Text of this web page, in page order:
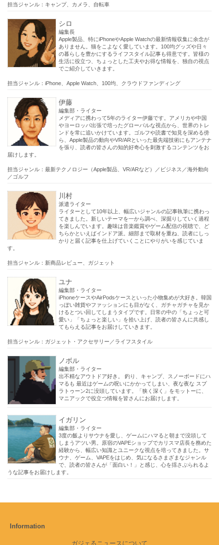
担当ジャンル：キャンプ、カメラ、自転車
シロ
編集長
Apple製品、特にiPhoneやApple Watchの最新情報収集に余念が
ありません。猫をこよなく愛しています。100均グッズや日々
の暮らしを豊かにするライフスタイル記事も得意です。皆様の
生活に役立つ、ちょっとした工夫やお得な情報を、独自の視点
でご紹介していきます。
担当ジャンル：iPhone、Apple Watch、100均、クラウドファンディング
伊藤
編集部・ライター
メディアに携わって5年のライター伊藤です。アメリカや中国
やヨーロッパ出張で培ったグローバルな視点から、世界のトレ
ンドを常に追いかけています。ゴルフや読書で知見を深める傍
ら、Apple製品の動向やVR/ARといった最先端技術にもアンテナ
を張り、読者の皆さんの知的好奇心を刺激するコンテンツをお
届けします。
担当ジャンル：最新テクノロジー（Apple製品、VR/ARなど）／ビジネス／海外動向
／ゴルフ
川村
派遣ライター
ライターとして10年以上、幅広いジャンルの記事執筆に携わっ
てきました。新しいテーマを一から調べ、深掘りしていく過程
を楽しんでいます。趣味は音楽鑑賞やゲーム配信の視聴で、ど
ちらかといえばインドア派。細部まで取材を重ね、読者にしっ
かりと届く記事を仕上げていくことにやりがいを感じていま
す。
担当ジャンル：新商品レビュー、ガジェット
ユナ
編集部・ライター
iPhoneケースやAirPodsケースといった小物集めが大好き。韓国
っぽい雑貨やファッションにも目がなく、ガチャガチャを見か
けるとつい回してしまうタイプです。日常の中の「ちょっと可
愛い」「ちょっと楽しい」を拾い上げ、読者の皆さんに共感し
てもらえる記事をお届けしていきます。
担当ジャンル：ガジェット・アクセサリー／ライフスタイル
ノボル
編集部・ライター
出不精なアウトドア好き。 釣り、キャンプ、スノーボードにハ
マるも 最近はゲームの呪いにかかってしまい、夜な夜な スプ
ラトゥーン2に没頭しています。「狭く深く」をモットーに、
マニアックで役立つ情報を皆さんにお届けします。
イガリン
編集部・ライター
3度の飯よりサウナを愛し、ゲームにハマると朝まで没頭して
しまうアツい男。原宿のVAPEショップでカリスマ店長を務めた
経験から、幅広い知識とユニークな視点を培ってきました。サ
ウナ、ゲーム、VAPEをはじめ、気になるさまざまなジャンル
で、読者の皆さんが「面白い！」と感じ、心を揺さぶられるよ
うな記事をお届けします。
Information
ガジェるニュースについて